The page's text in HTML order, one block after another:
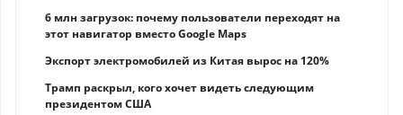
6 млн загрузок: почему пользователи переходят на
этот навигатор вместо Google Maps
Экспорт электромобилей из Китая вырос на 120%
Трамп раскрыл, кого хочет видеть следующим
президентом США